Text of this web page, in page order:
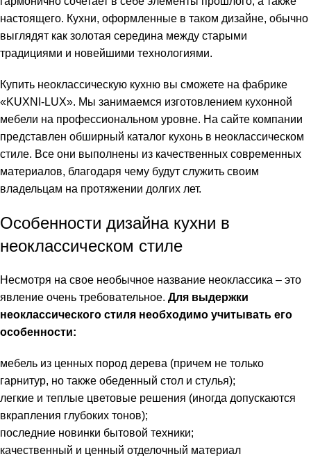
настоящего. Кухни, оформленные в таком дизайне, обычно
выглядят как золотая середина между старыми
традициями и новейшими технологиями.
Купить неоклассическую кухню вы сможете на фабрике
«KUXNI-LUX». Мы занимаемся изготовлением кухонной
мебели на профессиональном уровне. На сайте компании
представлен обширный каталог кухонь в неоклассическом
стиле. Все они выполнены из качественных современных
материалов, благодаря чему будут служить своим
владельцам на протяжении долгих лет.
Особенности дизайна кухни в
неоклассическом стиле
Несмотря на свое необычное название неоклассика – это
явление очень требовательное. Для выдержки
неоклассического стиля необходимо учитывать его
особенности:
мебель из ценных пород дерева (причем не только
гарнитур, но также обеденный стол и стулья);
легкие и теплые цветовые решения (иногда допускаются
вкрапления глубоких тонов);
последние новинки бытовой техники;
качественный и ценный отделочный материал